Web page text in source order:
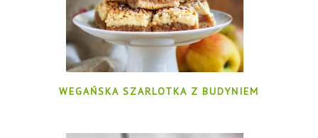
WEGAŃSKA SZARLOTKA Z BUDYNIEM